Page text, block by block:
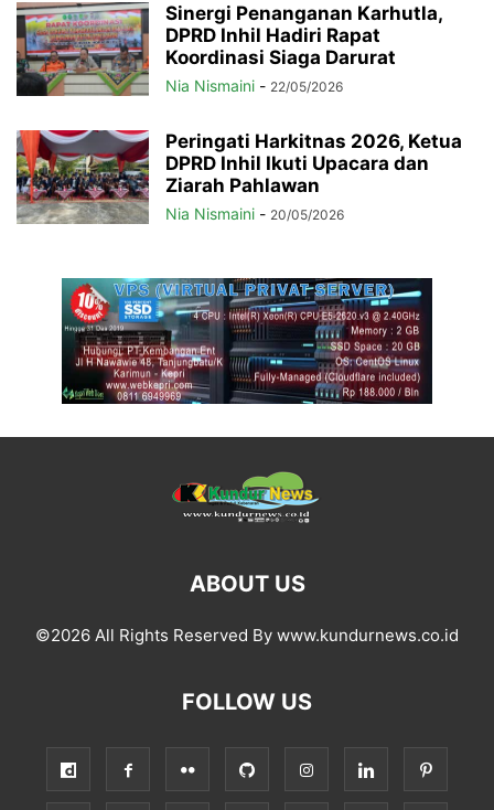
Sinergi Penanganan Karhutla,
DPRD Inhil Hadiri Rapat
Koordinasi Siaga Darurat
Nia Nismaini - 22/05/2026
Peringati Harkitnas 2026, Ketua
DPRD Inhil Ikuti Upacara dan
Ziarah Pahlawan
Nia Nismaini - 20/05/2026
ABOUT US
©2026 All Rights Reserved By www.kundurnews.co.id
FOLLOW US